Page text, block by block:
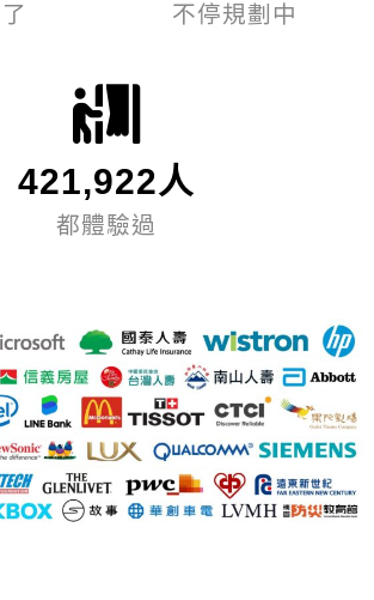
不停規劃中
421,922人
都體驗過